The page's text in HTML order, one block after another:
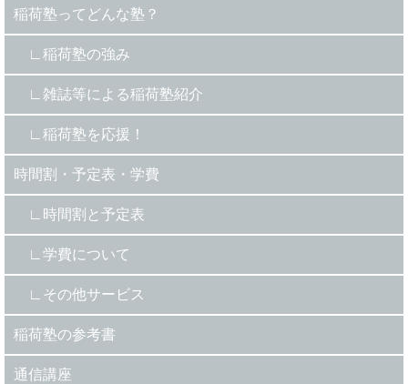
稲荷塾ってどんな塾？
稲荷塾の強み
雑誌等による稲荷塾紹介
稲荷塾を応援！
時間割・予定表・学費
時間割と予定表
学費について
その他サービス
稲荷塾の参考書
通信講座